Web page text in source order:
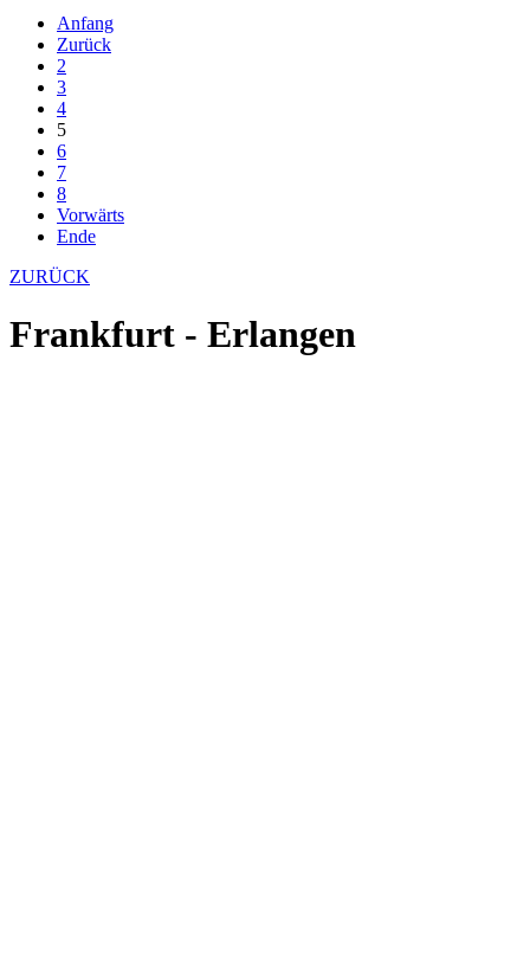
Anfang
Zurück
2
3
4
5
6
7
8
Vorwärts
Ende
ZURÜCK
Frankfurt - Erlangen